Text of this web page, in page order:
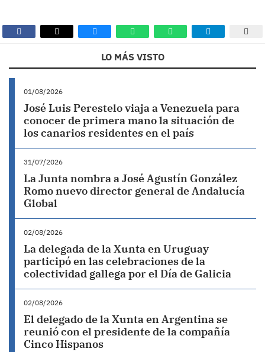
LO MÁS VISTO
01/08/2026
José Luis Perestelo viaja a Venezuela para
conocer de primera mano la situación de
los canarios residentes en el país
31/07/2026
La Junta nombra a José Agustín González
Romo nuevo director general de Andalucía
Global
02/08/2026
La delegada de la Xunta en Uruguay
participó en las celebraciones de la
colectividad gallega por el Día de Galicia
02/08/2026
El delegado de la Xunta en Argentina se
reunió con el presidente de la compañía
Cinco Hispanos